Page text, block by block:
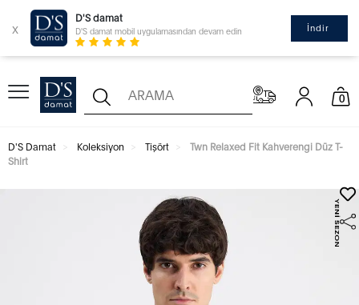
x
D'S damat
D'S damat mobil uygulamasından devam edin İndir
0
D'S Damat Koleksiyon Tişört
Twn Relaxed Fit Kahverengi Düz T-
Shirt